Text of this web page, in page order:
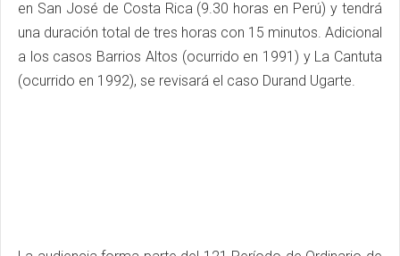
en San José de Costa Rica (9.30 horas en Perú) y tendrá
una duración total de tres horas con 15 minutos. Adicional
a los casos Barrios Altos (ocurrido en 1991) y La Cantuta
(ocurrido en 1992), se revisará el caso Durand Ugarte.